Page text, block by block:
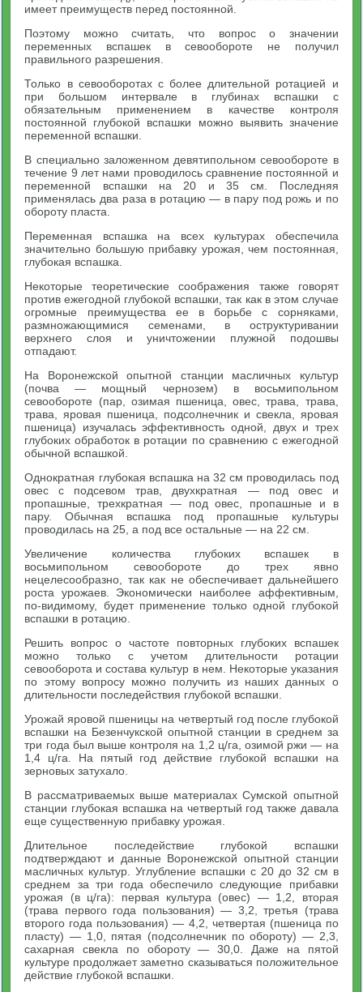
имеет преимуществ перед постоянной.
Поэтому можно считать, что вопрос о значении
переменных вспашек в севообороте не получил
правильного разрешения.
Только в севооборотах с более длительной ротацией и
при большом интервале в глубинах вспашки с
обязательным применением в качестве контроля
постоянной глубокой вспашки можно выявить значение
переменной вспашки.
В специально заложенном девятипольном севообороте в
течение 9 лет нами проводилось сравнение постоянной и
переменной вспашки на 20 и 35 см. Последняя
применялась два раза в ротацию — в пару под рожь и по
обороту пласта.
Переменная вспашка на всех культурах обеспечила
значительно большую прибавку урожая, чем постоянная,
глубокая вспашка.
Некоторые теоретические соображения также говорят
против ежегодной глубокой вспашки, так как в этом случае
огромные преимущества ее в борьбе с сорняками,
размножающимися семенами, в оструктуривании
верхнего слоя и уничтожении плужной подошвы
отпадают.
На Воронежской опытной станции масличных культур
(почва — мощный чернозем) в восьмипольном
севообороте (пар, озимая пшеница, овес, трава, трава,
трава, яровая пшеница, подсолнечник и свекла, яровая
пшеница) изучалась эффективность одной, двух и трех
глубоких обработок в ротации по сравнению с ежегодной
обычной вспашкой.
Однократная глубокая вспашка на 32 см проводилась под
овес с подсевом трав, двухкратная — под овес и
пропашные, трехкратная — под овес, пропашные и в
пару. Обычная вспашка под пропашные культуры
проводилась на 25, а под все остальные — на 22 см.
Увеличение количества глубоких вспашек в
восьмипольном севообороте до трех явно
нецелесообразно, так как не обеспечивает дальнейшего
роста урожаев. Экономически наиболее аффективным,
по-видимому, будет применение только одной глубокой
вспашки в ротацию.
Решить вопрос о частоте повторных глубоких вспашек
можно только с учетом длительности ротации
севооборота и состава культур в нем. Некоторые указания
по этому вопросу можно получить из наших данных о
длительности последействия глубокой вспашки.
Урожай яровой пшеницы на четвертый год после глубокой
вспашки на Безенчукской опытной станции в среднем за
три года был выше контроля на 1,2 ц/га, озимой ржи — на
1,4 ц/га. На пятый год действие глубокой вспашки на
зерновых затухало.
В рассматриваемых выше материалах Сумской опытной
станции глубокая вспашка на четвертый год также давала
еще существенную прибавку урожая.
Длительное последействие глубокой вспашки
подтверждают и данные Воронежской опытной станции
масличных культур. Углубление вспашки с 20 до 32 см в
среднем за три года обеспечило следующие прибавки
урожая (в ц/га): первая культура (овес) — 1,2, вторая
(трава первого года пользования) — 3,2, третья (трава
второго года пользования) — 4,2, четвертая (пшеница по
пласту) — 1,0, пятая (подсолнечник по обороту) — 2,3,
сахарная свекла по обороту — 30,0. Даже на пятой
культуре продолжает заметно сказываться положительное
действие глубокой вспашки.